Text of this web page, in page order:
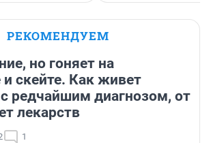
РЕКОМЕНДУЕМ
но гоняет на
скейте. Как живет
редчайшим диагнозом, от
лекарств
1